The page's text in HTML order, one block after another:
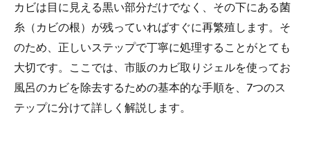
カビは目に見える黒い部分だけでなく、その下にある菌
糸（カビの根）が残っていればすぐに再繁殖します。そ
のため、正しいステップで丁寧に処理することがとても
大切です。ここでは、市販のカビ取りジェルを使ってお
風呂のカビを除去するための基本的な手順を、7つのス
テップに分けて詳しく解説します。